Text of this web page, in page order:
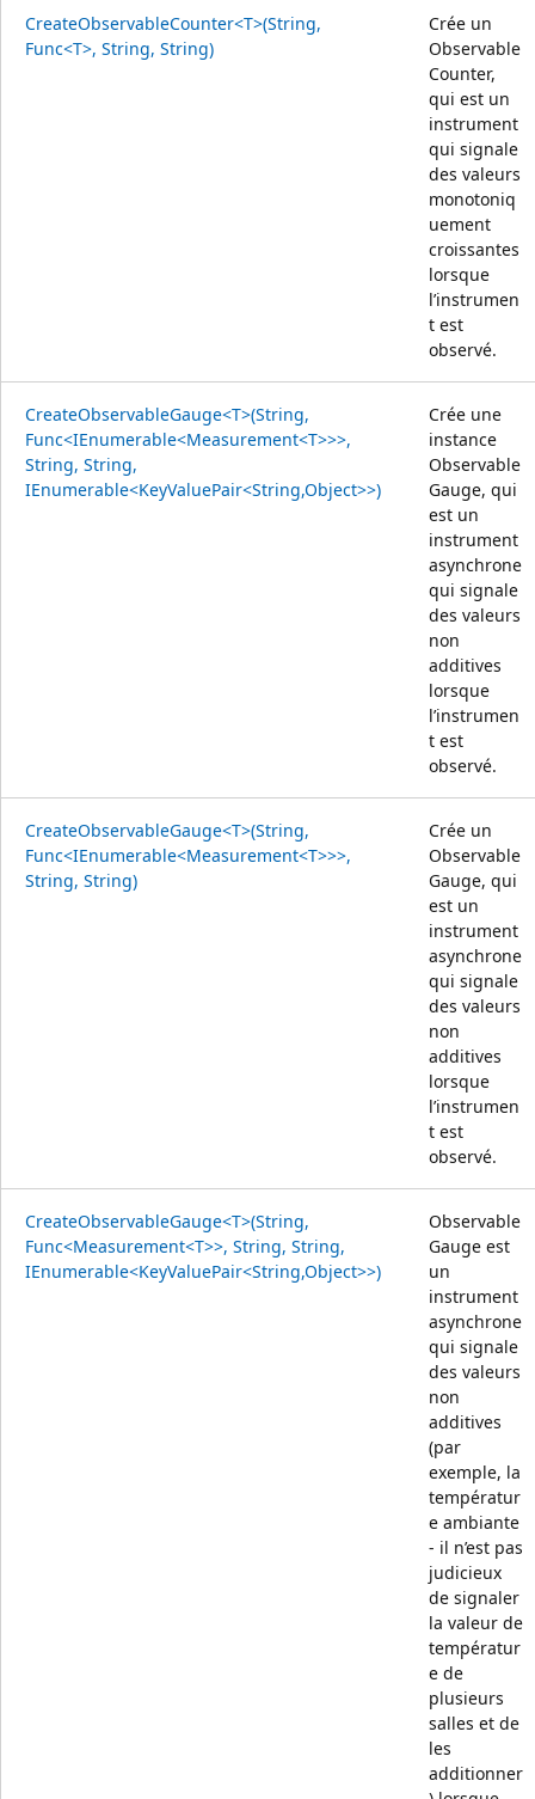
CreateObservableCounter<T>(String,
Func<T>, String, String)
Crée un
Observable
Counter,
qui est un
instrument
qui signale
des valeurs
monotoniq
uement
croissantes
lorsque
l’instrumen
t est
observé.
CreateObservableGauge<T>(String,
Func<IEnumerable<Measurement<T>>>,
String, String,
IEnumerable<KeyValuePair<String,Object>>)
Crée une
instance
Observable
Gauge, qui
est un
instrument
asynchrone
qui signale
des valeurs
non
additives
lorsque
l’instrumen
t est
observé.
CreateObservableGauge<T>(String,
Func<IEnumerable<Measurement<T>>>,
String, String)
Crée un
Observable
Gauge, qui
est un
instrument
asynchrone
qui signale
des valeurs
non
additives
lorsque
l’instrumen
t est
observé.
CreateObservableGauge<T>(String,
Func<Measurement<T>>, String, String,
IEnumerable<KeyValuePair<String,Object>>)
Observable
Gauge est
un
instrument
asynchrone
qui signale
des valeurs
non
additives
(par
exemple, la
températur
e ambiante
- il n’est pas
judicieux
de signaler
la valeur de
températur
e de
plusieurs
salles et de
les
additionner